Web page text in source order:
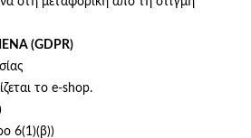
(GDPR)
το e-shop.
6(1)(β))